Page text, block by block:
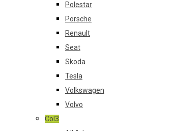
Polestar
Porsche
Renault
Seat
Skoda
Tesla
Volkswagen
Volvo
Col3